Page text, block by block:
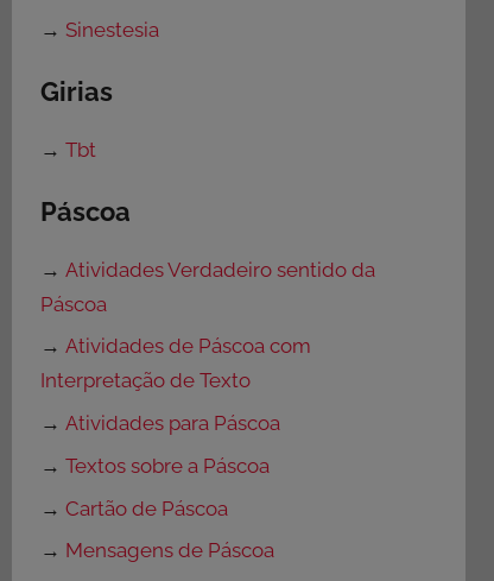
→ Sinestesia
Girias
→Tbt
Páscoa
→Atividades Verdadeiro sentido da
Páscoa
→Atividades de Páscoa com
Interpretação de Texto
→Atividades para Páscoa
→Textos sobre a Páscoa
→Cartão de Páscoa
→ Mensagens de Páscoa